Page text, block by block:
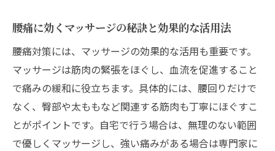
腰痛に効くマッサージの秘訣と効果的な活用法
腰痛対策には、マッサージの効果的な活用も重要です。
マッサージは筋肉の緊張をほぐし、血流を促進すること
で痛みの緩和に役立ちます。具体的には、腰回りだけで
なく、臀部や太ももなど関連する筋肉も丁寧にほぐすこ
とがポイントです。自宅で行う場合は、無理のない範囲
で優しくマッサージし、強い痛みがある場合は専門家に